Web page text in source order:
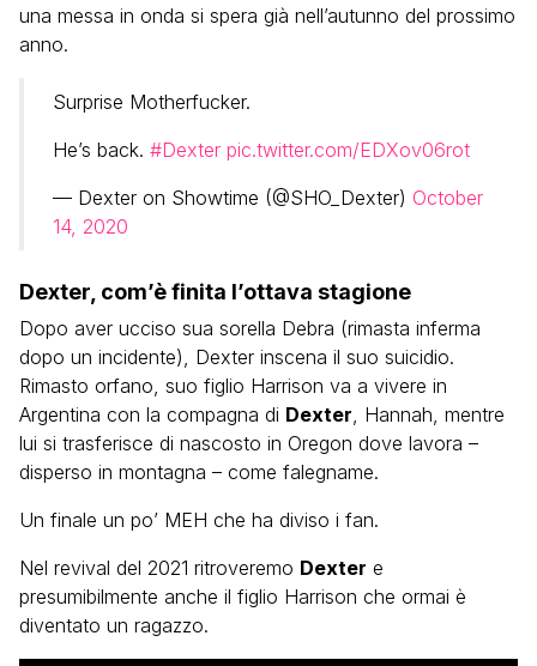
una messa in onda si spera già nell’autunno del prossimo
anno.
Surprise Motherfucker.
He’s back. #Dexter pic.twitter.com/EDXov06rot
— Dexter on Showtime (@SHO_Dexter) October
14, 2020
Dexter, com’è finita l’ottava stagione
Dopo aver ucciso sua sorella Debra (rimasta inferma
dopo un incidente), Dexter inscena il suo suicidio.
Rimasto orfano, suo figlio Harrison va a vivere in
Argentina con la compagna di Dexter , Hannah, mentre
lui si trasferisce di nascosto in Oregon dove lavora –
disperso in montagna – come falegname.
Un finale un po’ MEH che ha diviso i fan.
Nel revival del 2021 ritroveremo Dexter e
presumibilmente anche il figlio Harrison che ormai è
diventato un ragazzo.